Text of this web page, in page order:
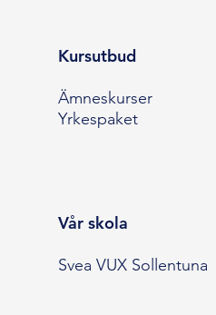
Kursutbud
Ämneskurser
Yrkespaket
Vår skola
Svea VUX Sollentuna